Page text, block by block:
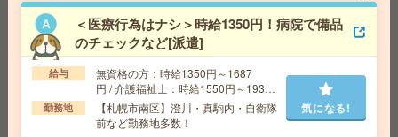
給 与
払い(速払い：給料日前に70％まで受取可能/規定有)＋
月払い
交通費
勤務地 「さっぽろ駅」徒歩1分、「札幌駅」徒歩4
分、「大通駅」徒歩7分
＜医療行為はナシ＞時給1350円！病院で備品
のチェックなど[派遣]
給与
無資格の方：時給1350円～1687
円 / 介護福祉士：時給1550円～1937
円 / 初任者以上：時給1450円～1812
円
勤務地
【札幌市南区】澄川・真駒内・自衛隊
前など勤務地多数！
気になる!